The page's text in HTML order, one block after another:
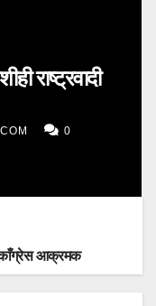
राष्ट्रवादी
0
काँग्रेस आक्रमक